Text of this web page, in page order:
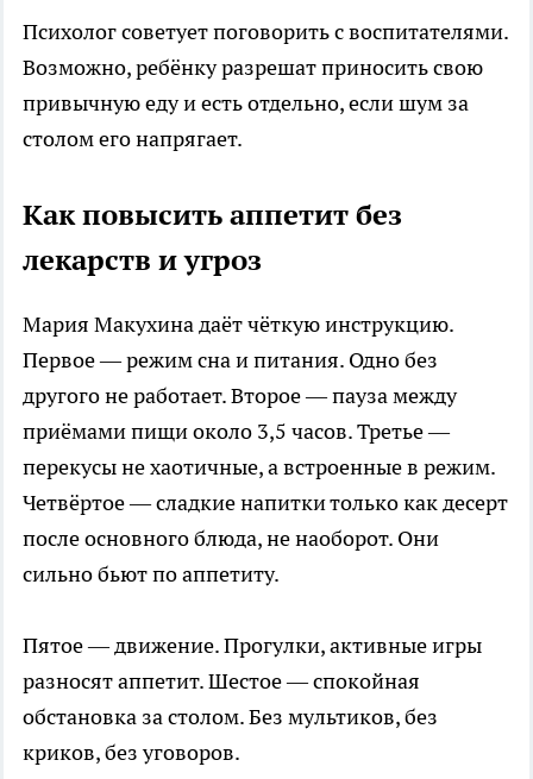
Психолог советует поговорить с воспитателями.
Возможно, ребёнку разрешат приносить свою
привычную еду и есть отдельно, если шум за
столом его напрягает.
Как повысить аппетит без
лекарств и угроз
Мария Макухина даёт чёткую инструкцию.
Первое — режим сна и питания. Одно без
другого не работает. Второе — пауза между
приёмами пищи около 3,5 часов. Третье —
перекусы не хаотичные, а встроенные в режим.
Четвёртое — сладкие напитки только как десерт
после основного блюда, не наоборот. Они
сильно бьют по аппетиту.
Пятое — движение. Прогулки, активные игры
разносят аппетит. Шестое — спокойная
обстановка за столом. Без мультиков, без
криков, без уговоров.